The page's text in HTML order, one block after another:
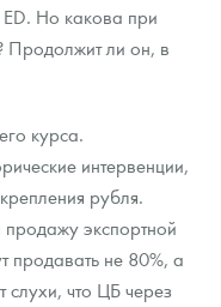
Но какова при
Продолжит ли он, в
курса.
интервенции,
рубля.
экспортной
продавать не 80%, а
что ЦБ через